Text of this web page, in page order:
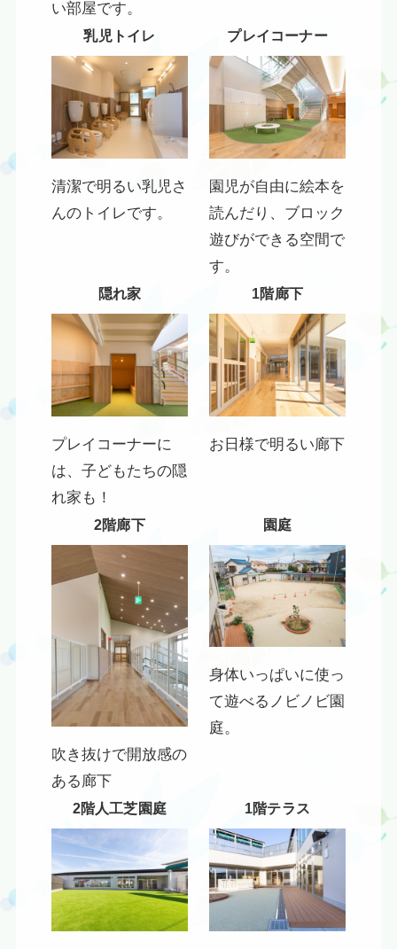
い部屋です。
乳児トイレ
清潔で明るい乳児さ
んのトイレです。
プレイコーナー
園児が自由に絵本を
読んだり、ブロック
遊びができる空間で
す。
隠れ家
プレイコーナーに
は、子どもたちの隠
れ家も！
1階廊下
お日様で明るい廊下
2階廊下
吹き抜けで開放感の
ある廊下
園庭
身体いっぱいに使っ
て遊べるノビノビ園
庭。
2階人工芝園庭 1階テラス